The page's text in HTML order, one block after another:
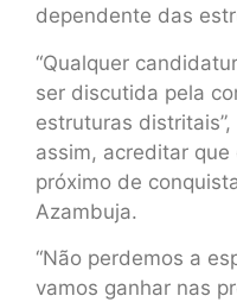
dependente das
“Qualquer
ser discutida pela
estruturas
assim, acreditar que
próximo de
Azambuja.
“Não perdemos a
vamos ganhar nas